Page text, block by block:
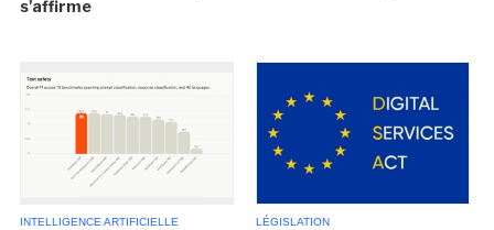
s'affirme
INTELLIGENCE ARTIFICIELLE LÉGISLATION